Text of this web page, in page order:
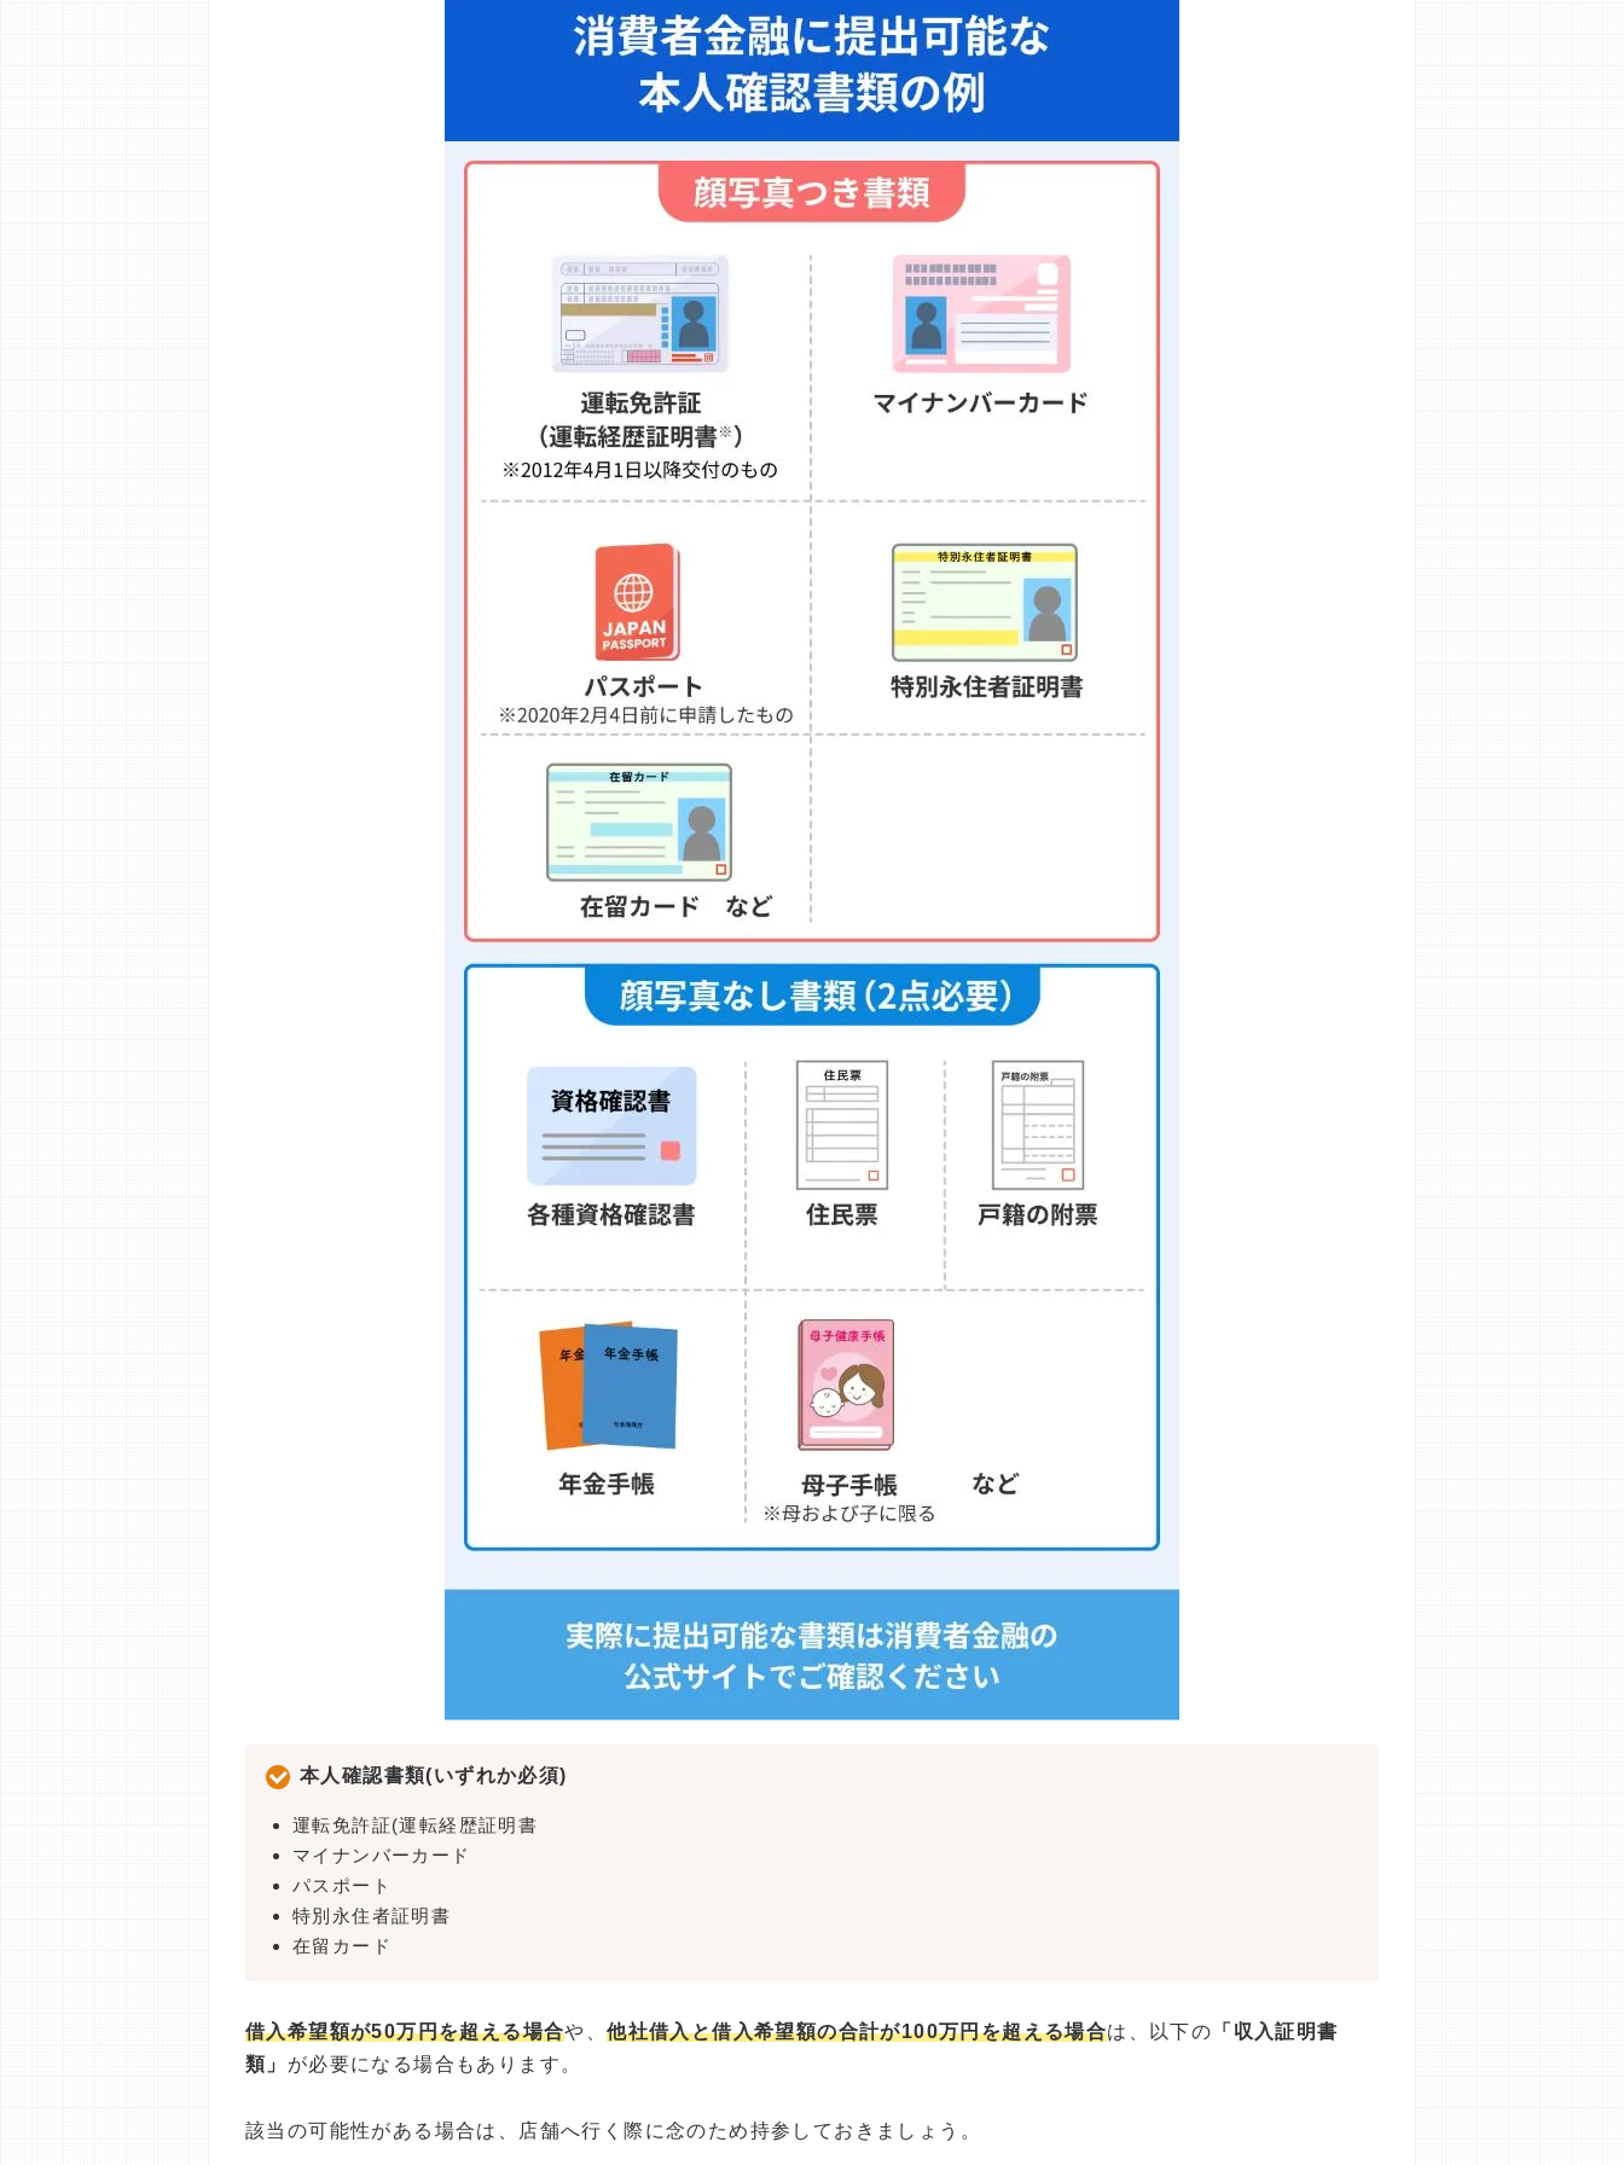
本人確認書類(いずれか必須)
運転免許証(運転経歴証明書
マイナンバーカード
パスポート
特別永住者証明書
在留カード
借入希望額が50万円を超える場合や、他社借入と借入希望額の合計が100万円を超える場合は、以下の 「収入証明書
類」 が必要になる場合もあります。
該当の可能性がある場合は、店舗へ行く際に念のため持参しておきましょう。